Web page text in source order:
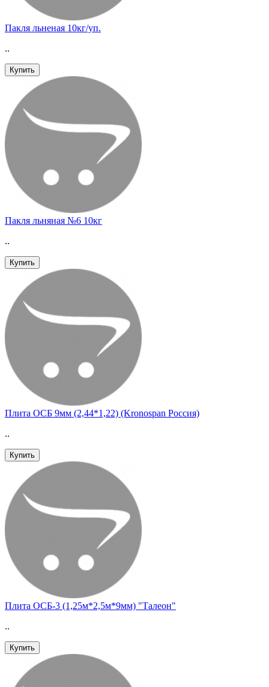
Пакля льненая 10кг/уп.
..
Купить
Пакля льняная №6 10кг
..
Купить
Плита ОСБ 9мм (2,44*1,22) (Kronospan Россия)
..
Купить
Плита ОСБ-3 (1,25м*2,5м*9мм) "Талеон"
..
Купить